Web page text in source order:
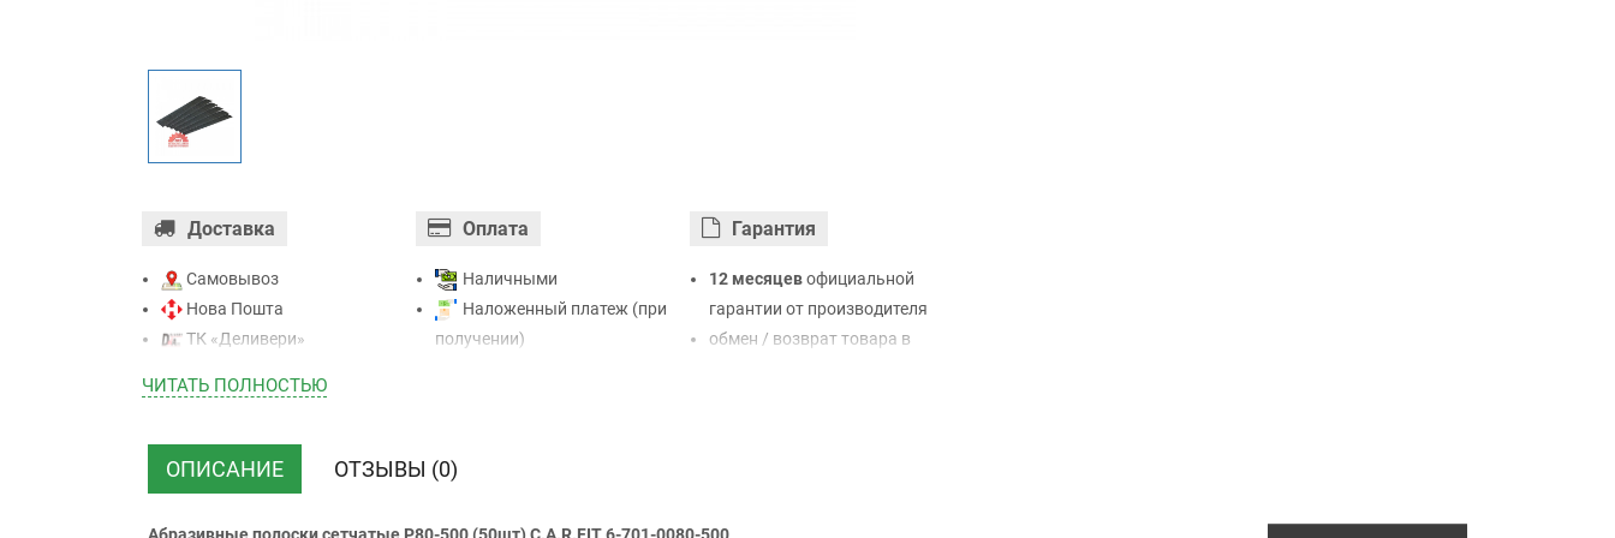
Доставка
Самовывоз
Нова Пошта
ТК «Деливери»
ТК “Justin”
ТК ”УкрПочта”
Оплата
Наличными
Наложенный платеж (при
получении)
Гарантия
12 месяцевофициальной
гарантии от производителя
обмен / возврат товара в
ЧИТАТЬ ПОЛНОСТЬЮ
ОПИСАНИЕ ОТЗЫВЫ (0)